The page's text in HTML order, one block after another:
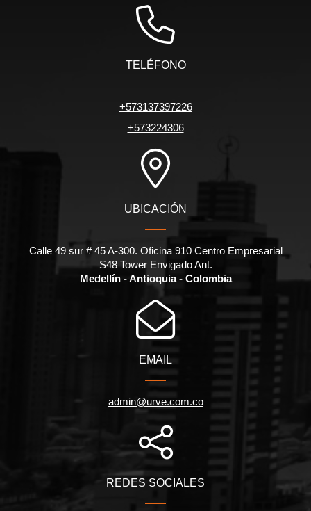
TELÉFONO
+573137397226
+573224306
UBICACIÓN
Calle 49 sur # 45 A-300. Oficina 910 Centro Empresarial
S48 Tower Envigado Ant.
Medellín - Antioquia - Colombia
EMAIL
admin@urve.com.co
REDES SOCIALES